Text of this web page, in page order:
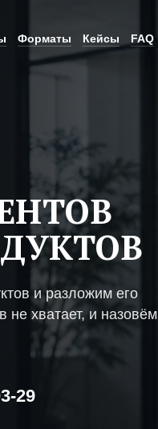
Форматы Кейсы FAQ
и разложим его
не хватает, и назовём
29